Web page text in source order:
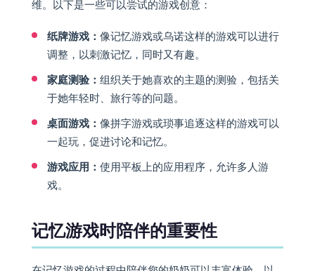
维。以下是一些可以尝试的游戏创意：
纸牌游戏： 像记忆游戏或乌诺这样的游戏可以进行
调整，以刺激记忆，同时又有趣。
家庭测验： 组织关于她喜欢的主题的测验，包括关
于她年轻时、旅行等的问题。
桌面游戏： 像拼字游戏或琐事追逐这样的游戏可以
一起玩，促进讨论和记忆。
游戏应用： 使用平板上的应用程序，允许多人游
戏。
记忆游戏时陪伴的重要性